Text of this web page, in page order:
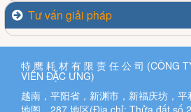
Tư vấn giải pháp
特 鹰 耗 材 有 限 责 任 公 司 (CÔNG
VIÊN ĐẶC ƯNG)
越南，平阳省，新渊市，新福庆坊，
地图，287 地区(Địa chỉ: Thửa đất số